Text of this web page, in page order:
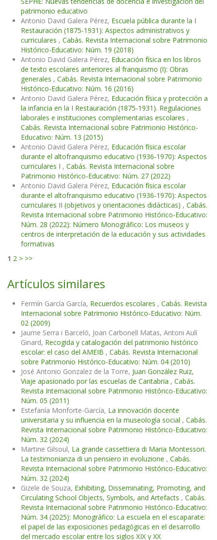
patrimonio educativo
Antonio David Galera Pérez, Escuela pública durante la I
Restauración (1875-1931): Aspectos administrativos y
curriculares , Cabás. Revista Internacional sobre Patrimonio
Histórico-Educativo: Núm. 19 (2018)
Antonio David Galera Pérez, Educación física en los libros
de texto escolares anteriores al franquismo (I): Obras
generales , Cabás. Revista Internacional sobre Patrimonio
Histórico-Educativo: Núm. 16 (2016)
Antonio David Galera Pérez, Educación física y protección a
la infancia en la I Restauración (1875-1931). Regulaciones
laborales e instituciones complementarias escolares ,
Cabás. Revista Internacional sobre Patrimonio Histórico-
Educativo: Núm. 13 (2015)
Antonio David Galera Pérez, Educación física escolar
durante el altofranquismo educativo (1936-1970): Aspectos
curriculares I , Cabás. Revista Internacional sobre
Patrimonio Histórico-Educativo: Núm. 27 (2022)
Antonio David Galera Pérez, Educación física escolar
durante el altofranquismo educativo (1936-1970): Aspectos
curriculares II (objetivos y orientaciones didácticas) , Cabás.
Revista Internacional sobre Patrimonio Histórico-Educativo:
Núm. 28 (2022): Número Monográfico: Los museos y
centros de interpretación de la educación y sus actividades
formativas
1 2 > >>
Artículos similares
Fermín García García, Recuerdos escolares , Cabás. Revista
Internacional sobre Patrimonio Histórico-Educativo: Núm.
02 (2009)
Jaume Serra i Barceló, Joan Carbonell Matas, Antoni Aulí
Ginard, Recogida y catalogación del patrimonio histórico
escolar: el caso del AMEIB , Cabás. Revista Internacional
sobre Patrimonio Histórico-Educativo: Núm. 04 (2010)
José Antonio Gonzalez de la Torre, Juan González Ruiz,
Viaje apasionado por las escuelas de Cantabria , Cabás.
Revista Internacional sobre Patrimonio Histórico-Educativo:
Núm. 05 (2011)
Estefanía Monforte-García, La innovación docente
universitaria y su influencia en la museología social , Cabás.
Revista Internacional sobre Patrimonio Histórico-Educativo:
Núm. 32 (2024)
Martine Gilsoul, La grande cassettiera di Maria Montessori.
La testimonianza di un pensiero in evoluzione , Cabás.
Revista Internacional sobre Patrimonio Histórico-Educativo:
Núm. 32 (2024)
Gizele de Souza, Exhibiting, Disseminating, Promoting, and
Circulating School Objects, Symbols, and Artefacts , Cabás.
Revista Internacional sobre Patrimonio Histórico-Educativo:
Núm. 34 (2025): Monográfico: La escuela en el escaparate:
el papel de las exposiciones pedagógicas en el desarrollo
del mercado escolar entre los siglos XIX y XX